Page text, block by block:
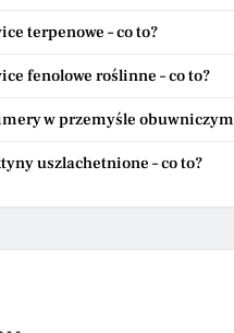
terpenowe – co to?
fenolowe roślinne – co to?
w przemyśle obuwniczym
uszlachetnione – co to?